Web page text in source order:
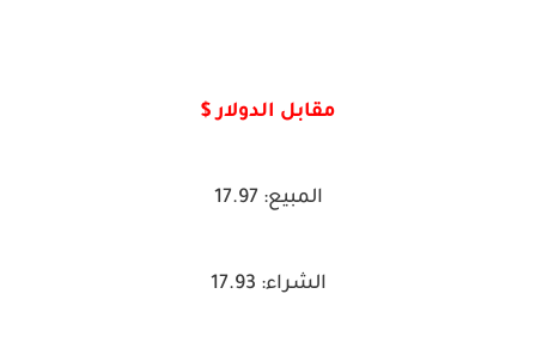
مقابل الدولار $
المبيع: 17.97
الشراء: 17.93